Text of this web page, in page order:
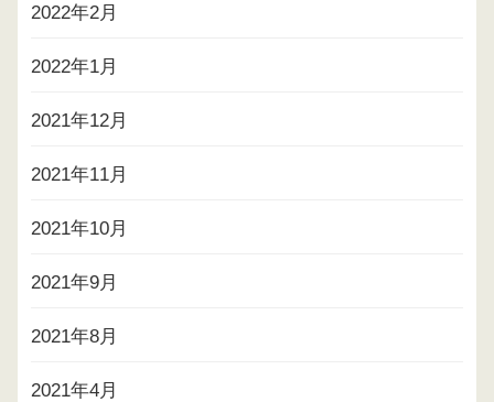
2022年2月
2022年1月
2021年12月
2021年11月
2021年10月
2021年9月
2021年8月
2021年4月